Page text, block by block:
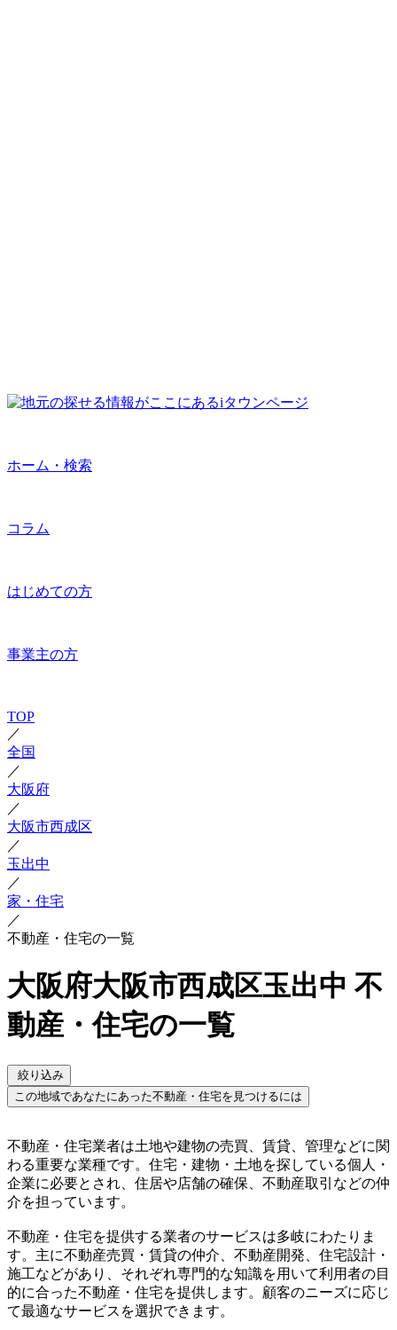
ホーム・検索
コラム
はじめての方
事業主の方
TOP
／
全国
／
大阪府
／
大阪市西成区
／
玉出中
／
家・住宅
／
不動産・住宅の一覧
大阪府大阪市西成区玉出中 不
動産・住宅の一覧
絞り込み
この地域であなたにあった不動産・住宅を見つけるには
不動産・住宅業者は土地や建物の売買、賃貸、管理などに関
わる重要な業種です。住宅・建物・土地を探している個人・
企業に必要とされ、住居や店舗の確保、不動産取引などの仲
介を担っています。
不動産・住宅を提供する業者のサービスは多岐にわたりま
す。主に不動産売買・賃貸の仲介、不動産開発、住宅設計・
施工などがあり、それぞれ専門的な知識を用いて利用者の目
的に合った不動産・住宅を提供します。顧客のニーズに応じ
て最適なサービスを選択できます。